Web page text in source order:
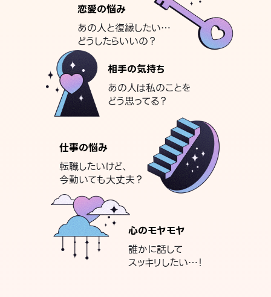
恋愛の悩み
あの人と復縁したい…
どうしたらいいの？
相手の気持ち
あの人は私のことを
どう思ってる？
仕事の悩み
転職したいけど、
今動いても大丈夫？
心のモヤモヤ
誰かに話して
スッキリしたい…！